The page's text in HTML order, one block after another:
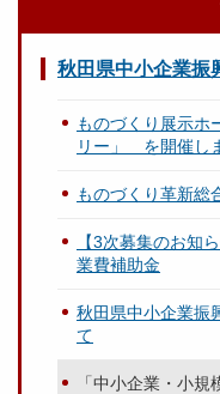
秋田県中小企業振
ものづくり展示
リー」 を開催し
ものづくり革新総
【3次募集のお知
業費補助金
秋田県中小企業振
て
「中小企業・小